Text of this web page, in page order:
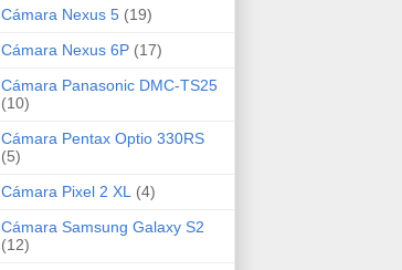
Cámara Nexus 5 (19)
Cámara Nexus 6P (17)
Cámara Panasonic DMC-TS25
(10)
Cámara Pentax Optio 330RS
(5)
Cámara Pixel 2 XL
(4)
Cámara Samsung Galaxy S2
(12)